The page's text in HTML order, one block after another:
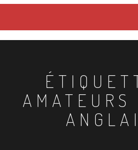
AMATEURS